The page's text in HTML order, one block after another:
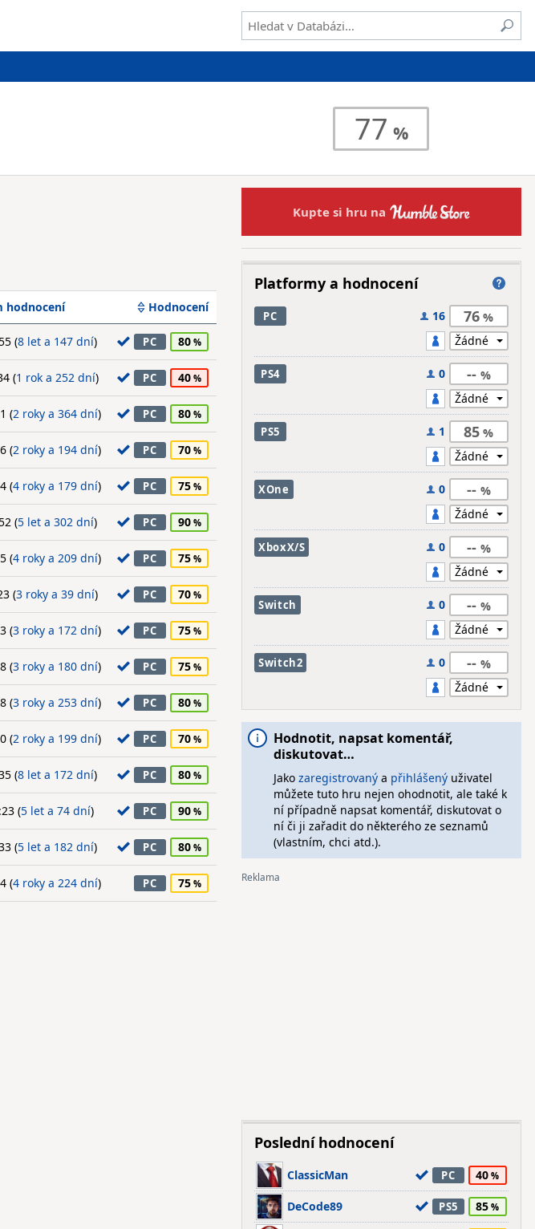
77
hodnocení Hodnocení
(8 let a 147 dní) PC 80
(1 rok a 252 dní) PC 40
(2 roky a 364 dní) PC 80
(2 roky a 194 dní) PC 70
(4 roky a 179 dní) PC 75
(5 let a 302 dní) PC 90
(4 roky a 209 dní) PC 75
(3 roky a 39 dní) PC 70
(3 roky a 172 dní) PC 75
(3 roky a 180 dní) PC 75
(3 roky a 253 dní) PC 80
(2 roky a 199 dní) PC 70
(8 let a 172 dní) PC 80
(5 let a 74 dní) PC 90
(5 let a 182 dní) PC 80
(4 roky a 224 dní) PC 75
Kupte si hru na
Platformy a hodnocení
PC 16 76
PS4 0 --
PS5 1 85
XOne 0 --
XboxX/S 0 --
Switch 0 --
Switch2 0 --
Hodnotit, napsat komentář,
diskutovat…
Jako zaregistrovanýa přihlášenýuživatel
můžete tuto hru nejen ohodnotit, ale také k
ní případně napsat komentář, diskutovat o
ní či ji zařadit do některého ze seznamů
(vlastním, chci atd.).
Poslední hodnocení
ClassicMan PC 40
DeCode89 PS5 85